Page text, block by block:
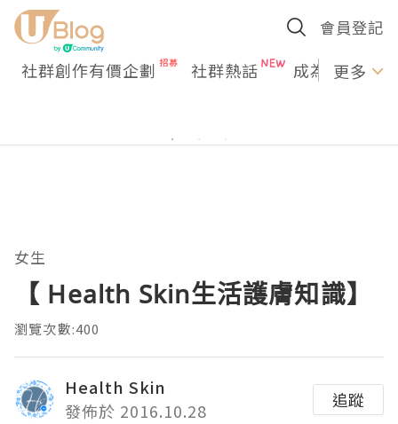
會員登記
社群創作有價企劃 社群熱話 成為U更多
女生
【 Health Skin生活護膚知識】
瀏覽次數:400
Health Skin
發佈於 2016.10.28
追蹤